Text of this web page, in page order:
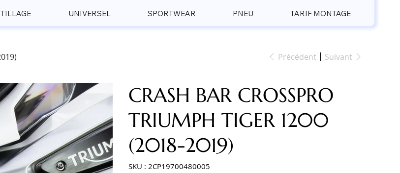
Précédent Suivant
CRASH BAR CROSSPRO
TRIUMPH TIGER 1200
(2018-2019)
SKU : SKU
2CP19700480005
2CP19700480005
UNIVERSEL SPORTWEAR PNEU TARIF MONTAGE